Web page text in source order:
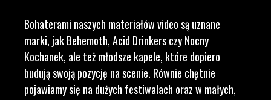
Bohaterami naszych materiałów video są uznane
marki, jak Behemoth, Acid Drinkers czy Nocny
Kochanek, ale też młodsze kapele, które dopiero
budują swoją pozycję na scenie. Równie chętnie
pojawiamy się na dużych festiwalach oraz w małych,